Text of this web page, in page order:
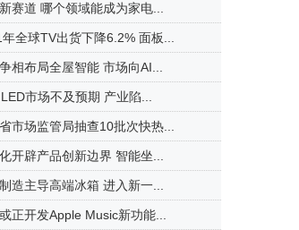
赛道 哪个领域能成为家电...
全球TV出货下降6.2% 面板...
相布局全屋智能 市场向AI...
市场不及预期 产业陷...
市场监管局抽查10批次快热...
开辟产品创新边界 智能坐...
造主导高端冰箱 进入新一...
正开发Apple Music新功能...